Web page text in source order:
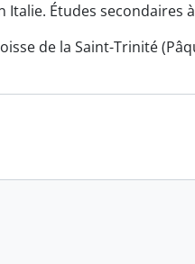
Italie. Études
de la Saint-Trinité